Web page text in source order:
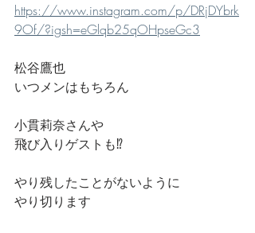
https://www.instagram.com/p/DRjDYbrk
9Of/?igsh=eGlqb25qOHpseGc3
松谷鷹也
いつメンはもちろん
小貫莉奈さんや
飛び入りゲストも⁉️
やり残したことがないように
やり切ります